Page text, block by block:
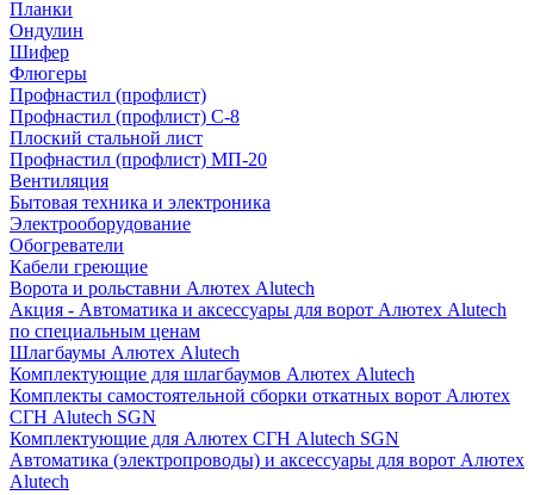
Планки
Ондулин
Шифер
Флюгеры
Профнастил (профлист)
Профнастил (профлист) С-8
Плоский стальной лист
Профнастил (профлист) МП-20
Вентиляция
Бытовая техника и электроника
Электрооборудование
Обогреватели
Кабели греющие
Ворота и рольставни Алютех Alutech
Акция - Автоматика и аксессуары для ворот Алютех Alutech
по специальным ценам
Шлагбаумы Алютех Alutech
Комплектующие для шлагбаумов Алютех Alutech
Комплекты самостоятельной сборки откатных ворот Алютех
СГН Alutech SGN
Комплектующие для Алютех СГН Alutech SGN
Автоматика (электропроводы) и аксессуары для ворот Алютех
Alutech